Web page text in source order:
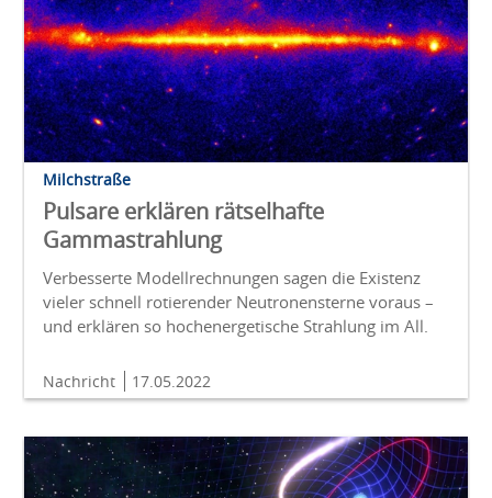
Milchstraße
Pulsare erklären rätselhafte
Gammastrahlung
Verbesserte Modellrechnungen sagen die Existenz
vieler schnell rotierender Neutronensterne voraus –
und erklären so hochenergetische Strahlung im All.
Nachricht 17.05.2022